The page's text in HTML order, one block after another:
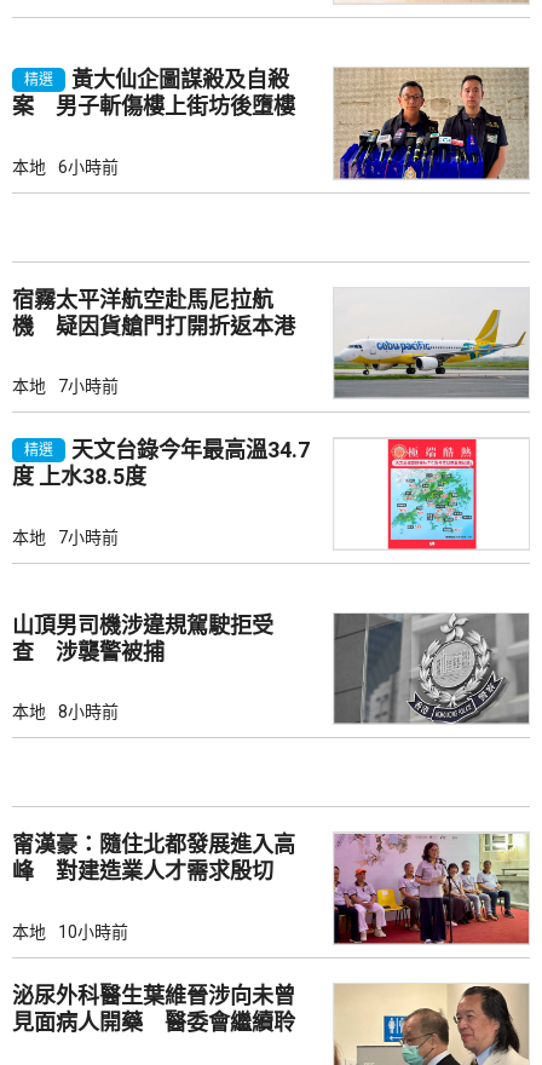
精選
黃大仙企圖謀殺及自殺
案 男子斬傷樓上街坊後墮樓
本地 6小時前
宿霧太平洋航空赴馬尼拉航
機 疑因貨艙門打開折返本港
本地 7小時前
精選
天文台錄今年最高溫34.7
度 上水38.5度
本地 7小時前
山頂男司機涉違規駕駛拒受
查 涉襲警被捕
本地 8小時前
甯漢豪：隨住北都發展進入高
峰 對建造業人才需求殷切
本地 10小時前
泌尿外科醫生葉維晉涉向未曾
見面病人開藥 醫委會繼續聆